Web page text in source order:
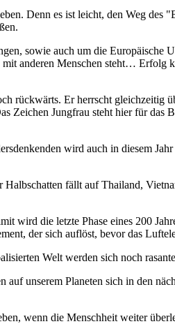
Denn es ist leicht, den Weg des
sowie auch um die Europäische
anderen Menschen steht… Erfolg
rückwärts. Er herrscht gleichzeitig
Zeichen Jungfrau steht hier für das
wird auch in diesem
Halbschatten fällt auf Thailand,
wird die letzte Phase eines 200
der sich auflöst, bevor das
Welt werden sich noch
unserem Planeten sich in den
wenn die Menschheit weiter